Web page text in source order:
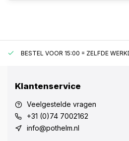
BESTEL VOOR 15:00 = ZELFDE
Klantenservice
Veelgestelde vragen
+31 (0)74 7002162
info@pothelm.nl